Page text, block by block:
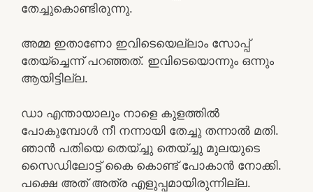
തേച്ചുകൊണ്ടിരുന്നു.
അമ്മ ഇതാണോ ഇവിടെയെല്ലാം സോപ്പ്
തേയ്ച്ചെന്ന് പറഞ്ഞത്. ഇവിടെയൊന്നും ഒന്നും
ആയിട്ടില്ല.
ഡാ എന്തായാലും നാളെ കുളത്തിൽ
പോകുമ്പോൾ നീ നന്നായി തേച്ചു തന്നാൽ മതി.
ഞാൻ പതിയെ തെയ്ച്ചു തെയ്ച്ചു മുലയുടെ
സൈഡിലോട്ട് കൈ കൊണ്ട് പോകാൻ നോക്കി.
പക്ഷെ അത് അത്ര എളുപ്പമായിരുന്നില്ല.